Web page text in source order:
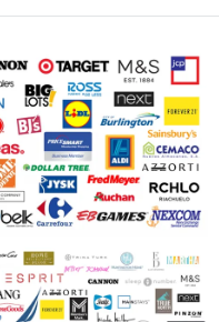
үшін
экологиялық
қамтамасыз